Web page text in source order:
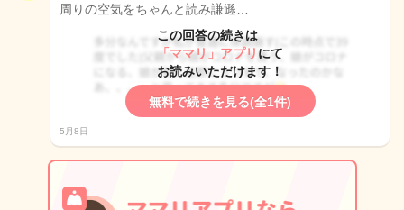
周りの空気をちゃんと読み謙遜…
この回答の続きは
「ママリ」アプリ にて
お読みいただけます！
無料で続きを見る(全1件)
5月8日